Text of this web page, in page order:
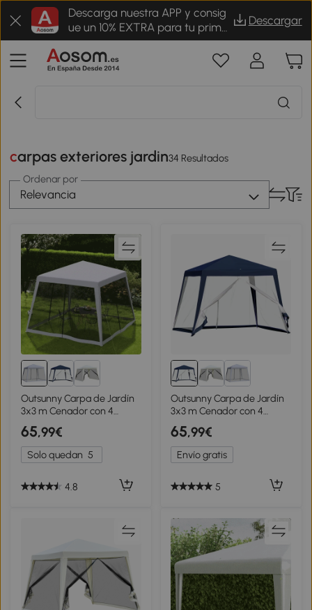
Descarga nuestra APP y consig
ue un 10% EXTRA para tu prime
r pedido
Descargar
carpas exteriores jardin34 Resultados
Ordenar por
Relevancia
Outsunny Carpa de Jardín
3x3 m Cenador con 4
Partes Laterales Mosquitera
con Cremallera Protección
UV Impermeable para
Patio Exterior Eventos
65,99€
Solo quedan 5
4.8
Outsunny Carpa de Jardín
3x3 m Cenador con 4
Partes Laterales Mosquitera
con Cremallera Protección
UV Impermeable para
Patio Exterior Eventos
65,99€
Envío gratis
5